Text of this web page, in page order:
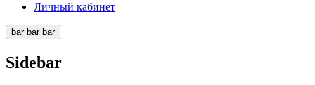
Личный кабинет
bar bar bar
Sidebar